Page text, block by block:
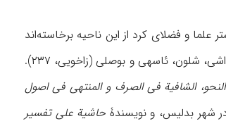
و فضلای کرد از این ناحیه برخاسته‌اند
(۱/ ۱۳۶). مشهورترین مدارس زاخو عبارت‌اند از: مدرسۀ بزرگ جامع، ارمشت، شیلان، ریسی، شرانش، بیتاسی، لیفی، کواشی، شلون، ئاسهی و بوصلی (زاخویی، ۲۳۷).
الشافیة فی الصرف و المنتهى فی اصول
شهر بدلیس، و نویسندۀ حاشیة على تفسیر